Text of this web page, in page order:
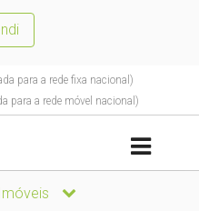
para a rede fixa nacional)
para a rede móvel nacional)